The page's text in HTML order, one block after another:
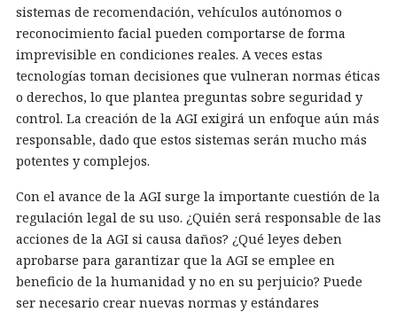
sistemas de recomendación, vehículos autónomos o
reconocimiento facial pueden comportarse de forma
imprevisible en condiciones reales. A veces estas
tecnologías toman decisiones que vulneran normas éticas
o derechos, lo que plantea preguntas sobre seguridad y
control. La creación de la AGI exigirá un enfoque aún más
responsable, dado que estos sistemas serán mucho más
potentes y complejos.
Con el avance de la AGI surge la importante cuestión de la
regulación legal de su uso. ¿Quién será responsable de las
acciones de la AGI si causa daños? ¿Qué leyes deben
aprobarse para garantizar que la AGI se emplee en
beneficio de la humanidad y no en su perjuicio? Puede
ser necesario crear nuevas normas y estándares